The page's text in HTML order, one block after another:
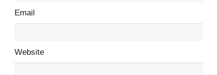
Email
Website